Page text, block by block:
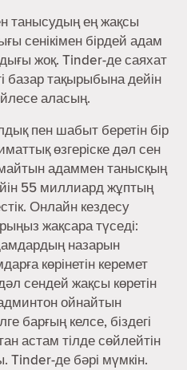
танысудың ең жақсы
сенікімен бірдей адам
жоқ. Tinder-де саяхат
базар тақырыбына дейін
аласың.
пен шабыт беретін бір
өзгеріске дәл сен
адаммен танысқың
55 миллиард жұптың
Онлайн кездесу
жақсара түседі:
назарын
көрінетін керемет
сендей жақсы көретін
ойнайтын
барғың келсе, біздегі
астам тілде сөйлейтін
Tinder-де бәрі мүмкін.